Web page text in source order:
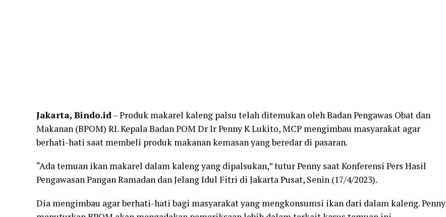
Jakarta, Bindo.id– Produk makarel kaleng palsu telah ditemukan oleh Badan Pengawas Obat dan
Makanan (BPOM) RI. Kepala Badan POM Dr Ir Penny K Lukito, MCP mengimbau masyarakat agar
berhati-hati saat membeli produk makanan kemasan yang beredar di pasaran.
“Ada temuan ikan makarel dalam kaleng yang dipalsukan,” tutur Penny saat Konferensi Pers Hasil
Pengawasan Pangan Ramadan dan Jelang Idul Fitri di Jakarta Pusat, Senin (17/4/2023).
Dia mengimbau agar berhati-hati bagi masyarakat yang mengkonsumsi ikan dari dalam kaleng. Penny